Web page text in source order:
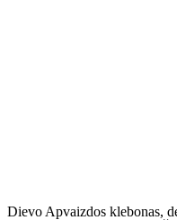
Dievo Apvaizdos klebonas,